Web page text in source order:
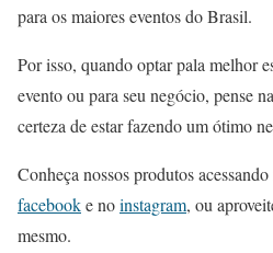
para os maiores eventos do Brasil.
Por isso, quando optar pala melhor
evento ou para seu negócio, pense
certeza de estar fazendo um ótimo
Conheça nossos produtos
facebooke noinstagram, ou
mesmo.